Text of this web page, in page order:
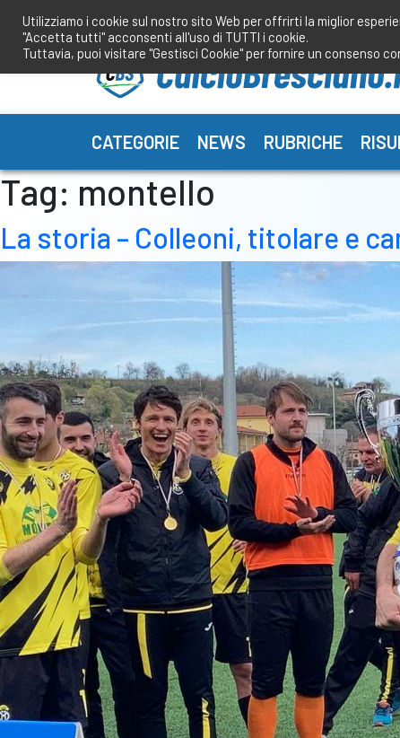
contenuto
CATEGORIE NEWS RUBRICHE
Tag: montello
La storia – Colleoni, titolare e
Utilizziamo i cookie sul nostro sito Web per offrirti la miglior
"Accetta tutti" acconsenti all'uso di TUTTI i cookie.
Tuttavia, puoi visitare "Gestisci Cookie" per fornire un consenso